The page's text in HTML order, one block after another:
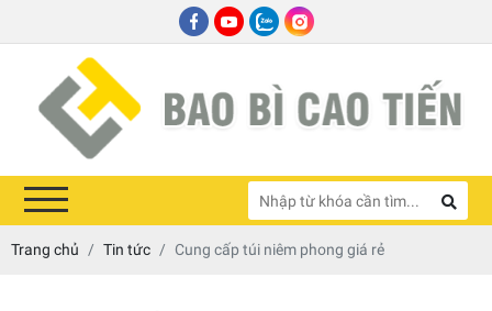
Trang chủ Tin tức Cung cấp túi niêm phong giá rẻ